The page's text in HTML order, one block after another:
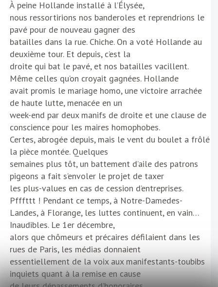
À peine Hollande installé à l’Élysée,
nous ressortirions nos banderoles et reprendrions le
pavé pour de nouveau gagner des
batailles dans la rue. Chiche. On a voté Hollande au
deuxième tour. Et depuis, c’est la
droite qui bat le pavé, et nos batailles vacillent.
Même celles qu’on croyait gagnées. Hollande
avait promis le mariage homo, une victoire arrachée
de haute lutte, menacée en un
week-end par deux manifs de droite et une clause de
conscience pour les maires homophobes.
Certes, abrogée depuis, mais le vent du boulet a frôlé
la pièce montée. Quelques
semaines plus tôt, un battement d’aile des patrons
pigeons a fait s’envoler le projet de taxer
les plus-values en cas de cession d’entreprises.
Pfffttt ! Pendant ce temps, à Notre-Damedes-
Landes, à Florange, les luttes continuent, en vain…
Inaudibles. Le 1er décembre,
alors que chômeurs et précaires défilaient dans les
rues de Paris, les médias donnaient
essentiellement de la voix aux manifestants-toubibs
inquiets quant à la remise en cause